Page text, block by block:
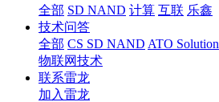
全部 SD NAND 计算 互联 乐鑫
技术问答
全部 CS SD NAND ATO Solution
物联网技术
联系雷龙
加入雷龙